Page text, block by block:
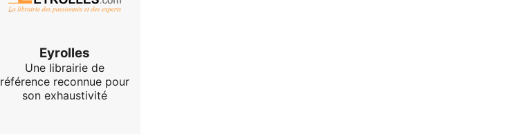
Eyrolles
Une librairie de
référence reconnue pour
son exhaustivité